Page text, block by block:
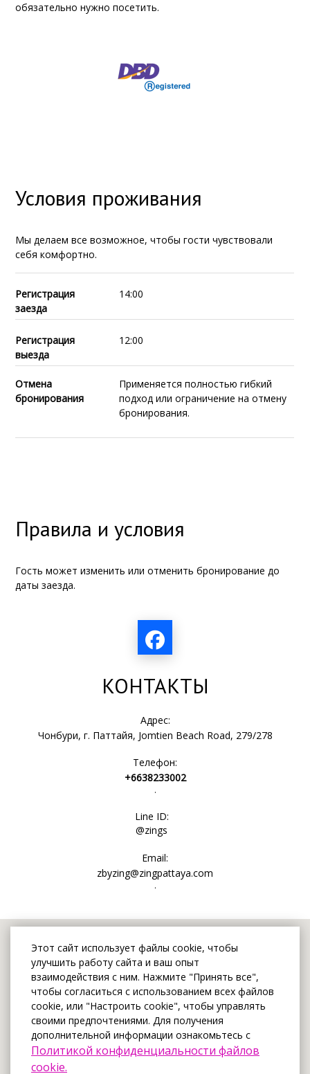
Этот сайт использует файлы cookie, чтобы
улучшить работу сайта и ваш опыт
взаимодействия с ним. Нажмите "Принять все",
чтобы согласиться с использованием всех файлов
cookie, или "Настроить cookie", чтобы управлять
своими предпочтениями. Для получения
дополнительной информации ознакомьтесь с
Политикой конфиденциальности файлов
cookie.
обязательно нужно посетить.
Условия проживания
Мы делаем все возможное, чтобы гости чувствовали
себя комфортно.
Регистрация
заезда
14:00
Регистрация
выезда
12:00
Отмена
бронирования
Применяется полностью гибкий
подход или ограничение на отмену
бронирования.
Правила и условия
Гость может изменить или отменить бронирование до
даты заезда.
КОНТАКТЫ
Адрес:
Чонбури, г. Паттайя, Jomtien Beach Road, 279/278
Телефон:
+6638233002
.
Line ID:
@zings
Email:
zbyzing@zingpattaya.com
.